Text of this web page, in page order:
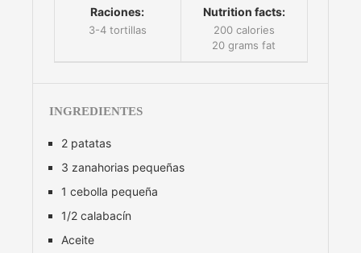
Raciones:
3-4 tortillas
Nutrition facts:
200 calories
20 grams fat
INGREDIENTES
2 patatas
3 zanahorias pequeñas
1 cebolla pequeña
1/2 calabacín
Aceite